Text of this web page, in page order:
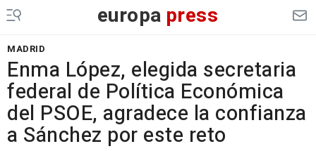
europa press
MADRID
Enma López, elegida secretaria
federal de Política Económica
del PSOE, agradece la confianza
a Sánchez por este reto